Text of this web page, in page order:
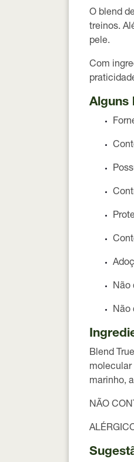
O blend
treinos.
pele.
Com
Alguns
Não
Não
Blend
molecular
marinho,
NÃO